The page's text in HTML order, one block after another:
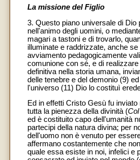
La missione del Figlio
3. Questo piano universale di
nell'animo degli uomini, o
magari a tastoni e di trovarlo,
illuminate e raddrizzate, anche
avviamento pedagogicamente
comunione con sé, e di
definitiva nella storia umana,
delle tenebre e del demonio (9)
l'universo (11) Dio lo costituì
Ed in effetti Cristo Gesù fu
tutta la pienezza della divinità (Col
ed è costituito capo dell'umanità
partecipi della natura divina; per
dell'uomo non è venuto per
affermano costantemente che
quale essa esiste in noi, infelici e